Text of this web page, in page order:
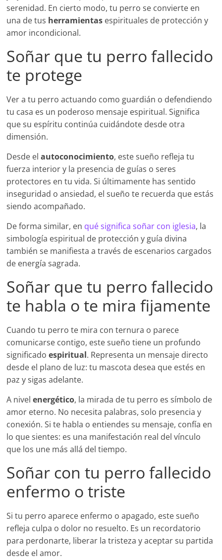
serenidad. En cierto modo, tu perro se convierte en
una de tus herramientas espirituales de protección y
amor incondicional.
Soñar que tu perro fallecido
te protege
Ver a tu perro actuando como guardián o defendiendo
tu casa es un poderoso mensaje espiritual. Significa
que su espíritu continúa cuidándote desde otra
dimensión.
Desde elautoconocimiento, este sueño refleja tu
fuerza interior y la presencia de guías o seres
protectores en tu vida. Si últimamente has sentido
inseguridad o ansiedad, el sueño te recuerda que estás
siendo acompañado.
De forma similar, en qué significa soñar con iglesia, la
simbología espiritual de protección y guía divina
también se manifiesta a través de escenarios cargados
de energía sagrada.
Soñar que tu perro fallecido
te habla o te mira fijamente
Cuando tu perro te mira con ternura o parece
comunicarse contigo, este sueño tiene un profundo
significadoespiritual. Representa un mensaje directo
desde el plano de luz: tu mascota desea que estés en
paz y sigas adelante.
A nivelenergético, la mirada de tu perro es símbolo de
amor eterno. No necesita palabras, solo presencia y
conexión. Si te habla o entiendes su mensaje, confía en
lo que sientes: es una manifestación real del vínculo
que los une más allá del tiempo.
Soñar con tu perro fallecido
enfermo o triste
Si tu perro aparece enfermo o apagado, este sueño
refleja culpa o dolor no resuelto. Es un recordatorio
para perdonarte, liberar la tristeza y aceptar su partida
desde el amor.